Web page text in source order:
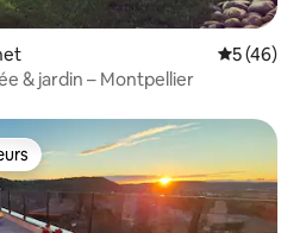
5 (46)
& jardin – Montpellier
les plus appréciés